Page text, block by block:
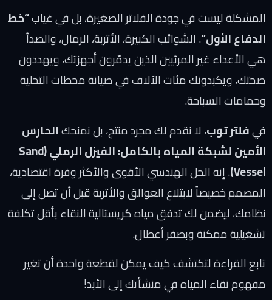
المشكلة ليست في جودة الفلاتر الصغيرة، بل في غياب“خط
الدفاع الأول”. الشوائب الكبيرة، الأتربة، الرمال، والصدأ
هي الأعداء غير المرئيين الذين يدمّرون أجهزتك، ويهددون
صحتك، ويكبدونك مئات الآلاف في صيانة محطات التحلية
وحمامات السباحة.
فيفلتر توب، لا نقدم لك مجرد منتج، بل نمنحكالحارس
الأمين لشبكة المياه بالكامل: الفيزل الرملي (Sand
Vessel). إنه الحل الهندسي الأقوى والأكثر وفرة اقتصادية،
المصمم خصيصاً لابتلاع العوالق والأتربة قبل أن تصل إلى
نظامك، ليضمن لك تدفق مياه كريستالية النقاء بأقل تكلفة
تشغيلية ممكنة وبصفر أعطال.
تابع القراءة لتكتشف كيف يمكن لقطعة واحدة أن تغير
مفهوم نقاء المياه في منشأتك إلى الأبد!